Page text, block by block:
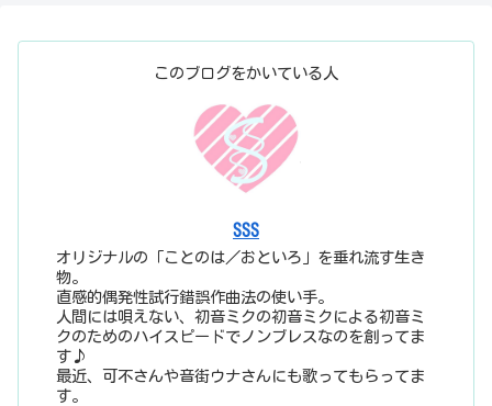
このブログをかいている人
SSS
オリジナルの「ことのは／おといろ」を垂れ流す生き
物。
直感的偶発性試行錯誤作曲法の使い手。
人間には唄えない、初音ミクの初音ミクによる初音ミ
クのためのハイスピードでノンブレスなのを創ってま
す♪
最近、可不さんや音街ウナさんにも歌ってもらってま
す。